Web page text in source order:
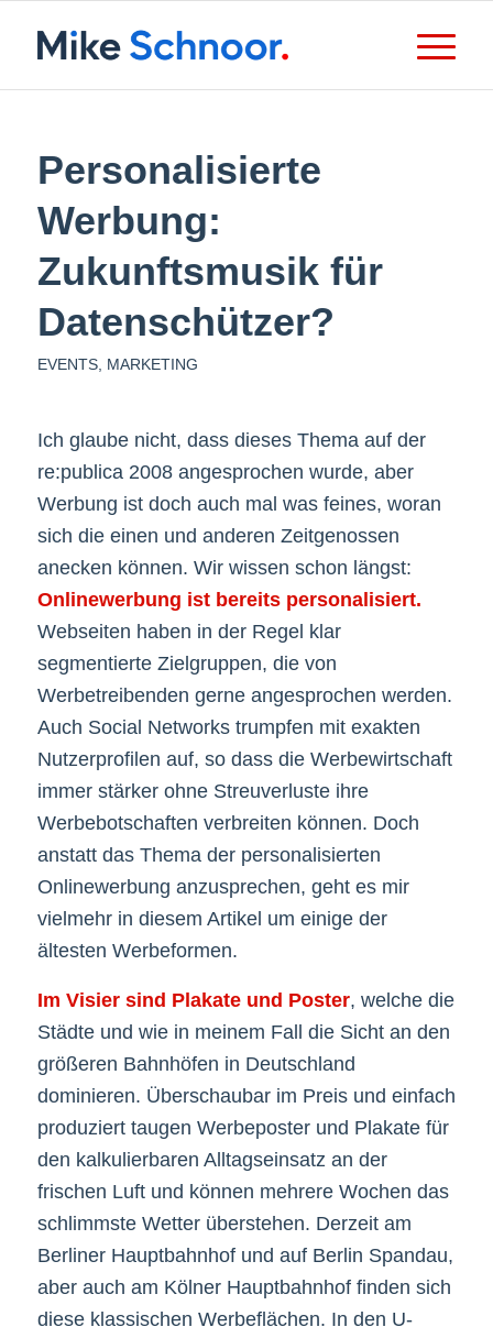
Personalisierte
Werbung:
Zukunftsmusik für
Datenschützer?
EVENTS, MARKETING
Ich glaube nicht, dass dieses Thema auf der
re:publica 2008 angesprochen wurde, aber
Werbung ist doch auch mal was feines, woran
sich die einen und anderen Zeitgenossen
anecken können. Wir wissen schon längst:
Onlinewerbung ist bereits personalisiert.
Webseiten haben in der Regel klar
segmentierte Zielgruppen, die von
Werbetreibenden gerne angesprochen werden.
Auch Social Networks trumpfen mit exakten
Nutzerprofilen auf, so dass die Werbewirtschaft
immer stärker ohne Streuverluste ihre
Werbebotschaften verbreiten können. Doch
anstatt das Thema der personalisierten
Onlinewerbung anzusprechen, geht es mir
vielmehr in diesem Artikel um einige der
ältesten Werbeformen.
Im Visier sind Plakate und Poster, welche die
Städte und wie in meinem Fall die Sicht an den
größeren Bahnhöfen in Deutschland
dominieren. Überschaubar im Preis und einfach
produziert taugen Werbeposter und Plakate für
den kalkulierbaren Alltagseinsatz an der
frischen Luft und können mehrere Wochen das
schlimmste Wetter überstehen. Derzeit am
Berliner Hauptbahnhof und auf Berlin Spandau,
aber auch am Kölner Hauptbahnhof finden sich
diese klassischen Werbeflächen. In den U-